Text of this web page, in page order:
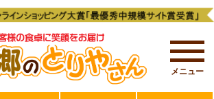
メニュー